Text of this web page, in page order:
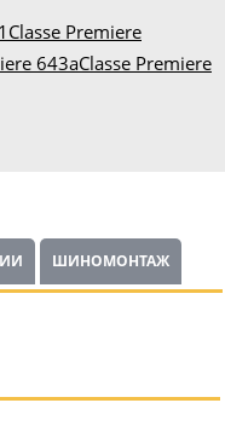
Classe Premiere
643aClasse Premiere
ШИНОМОНТАЖ